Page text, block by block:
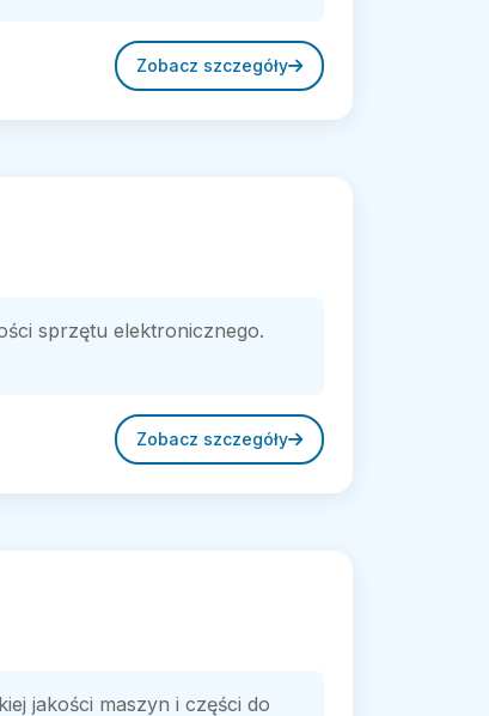
Zobacz szczegóły
sprzętu elektronicznego.
Zobacz szczegóły
jakości maszyn i części do